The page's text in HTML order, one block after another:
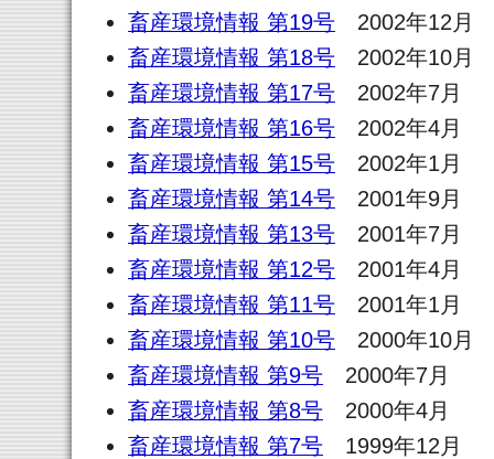
畜産環境情報 第19号 2002年12月
畜産環境情報 第18号 2002年10月
畜産環境情報 第17号 2002年7月
畜産環境情報 第16号 2002年4月
畜産環境情報 第15号 2002年1月
畜産環境情報 第14号 2001年9月
畜産環境情報 第13号 2001年7月
畜産環境情報 第12号 2001年4月
畜産環境情報 第11号 2001年1月
畜産環境情報 第10号 2000年10月
畜産環境情報 第9号 2000年7月
畜産環境情報 第8号 2000年4月
畜産環境情報 第7号 1999年12月